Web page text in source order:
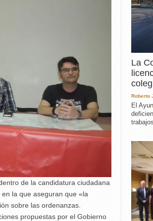
de la candidatura ciudadana
la que aseguran que «la
sobre las ordenanzas.
propuestas por el Gobierno
La
Roberto
El